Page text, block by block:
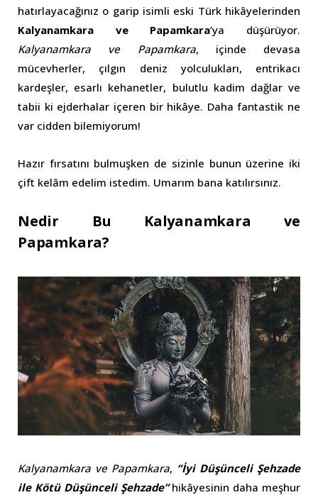
hatırlayacağınız o garip isimli eski Türk hikâyelerinden
Kalyanamkara ve Papamkara’ya düşürüyor.
Kalyanamkara ve Papamkara, içinde devasa
mücevherler, çılgın deniz yolculukları, entrikacı
kardeşler, esarlı kehanetler, bulutlu kadim dağlar ve
tabii ki ejderhalar içeren bir hikâye. Daha fantastik ne
var cidden bilemiyorum!
Hazır fırsatını bulmuşken de sizinle bunun üzerine iki
çift kelâm edelim istedim. Umarım bana katılırsınız.
Nedir Bu Kalyanamkara ve
Papamkara?
Kalyanamkara ve Papamkara, “İyi Düşünceli Şehzade
ile Kötü Düşünceli Şehzade” hikâyesinin daha meşhur